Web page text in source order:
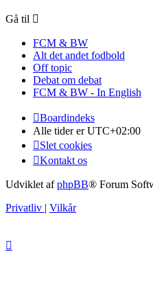
Gå til
FCM & BW
Alt det andet fodbold
Off topic
Debat om debat
FCM & BW - In English
Boardindeks
Alle tider erUTC+02:00
Slet cookies
Kontakt os
Udviklet afphpBB® Forum
Privatliv | Vilkår